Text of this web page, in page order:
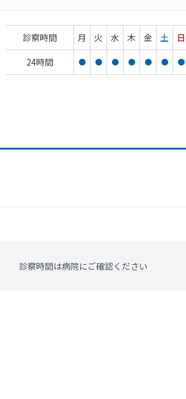
診察時間 月 火 水 木 金 土
日
24時間
● ● ● ● ● ● ●
診察時間は病院にご確認ください